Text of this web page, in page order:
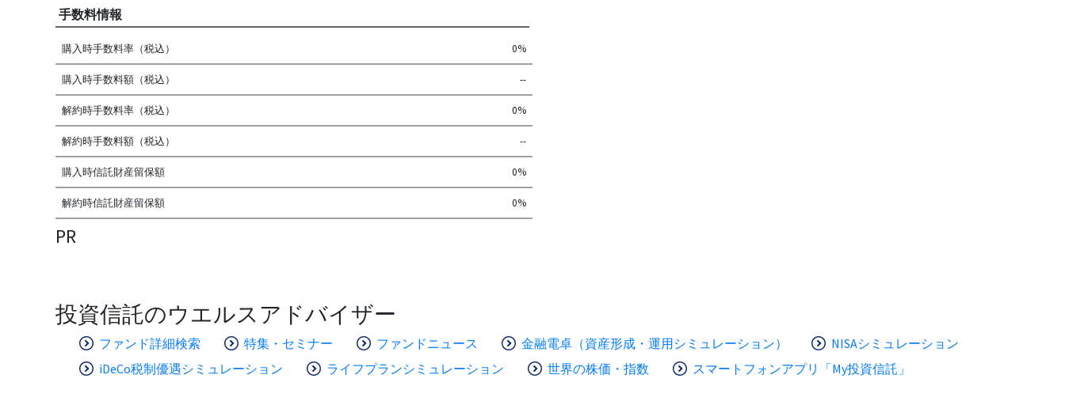
手数料情報
購入時手数料率（税込） 0%
購入時手数料額（税込） --
解約時手数料率（税込） 0%
解約時手数料額（税込） --
購入時信託財産留保額 0%
解約時信託財産留保額 0%
PR
投資信託のウエルスアドバイザー
ファンド詳細検索 特集・セミナー ファンドニュース 金融電卓（資産形成・運用シミュレーション）
NISAシミュレーション
iDeCo税制優遇シミュレーション
ライフプランシミュレーション 世界の株価・指数 スマートフォンアプリ「My投資信託」